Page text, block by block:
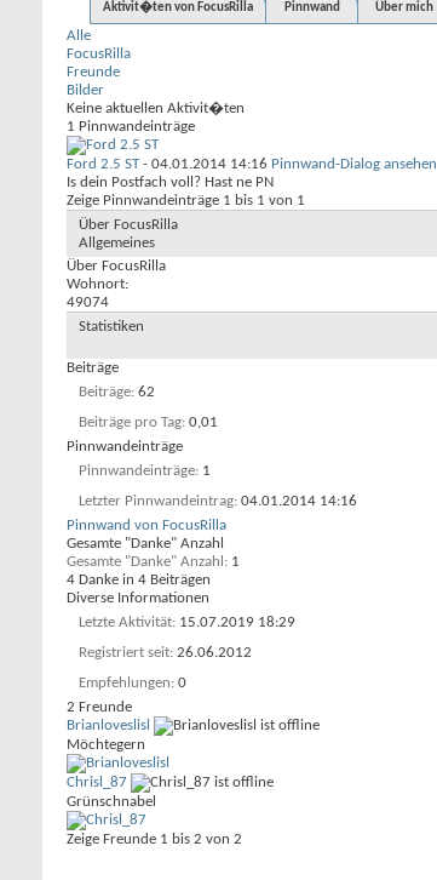
Aktivit�ten von FocusRilla Pinnwand Über mich
Alle
FocusRilla
Freunde
Bilder
Keine aktuellen Aktivit�ten
1 Pinnwandeinträge
Ford 2.5 ST- 04.01.2014 14:16 Pinnwand-Dialog ansehen
Is dein Postfach voll? Hast ne PN
Zeige Pinnwandeinträge 1 bis 1 von 1
Über FocusRilla
Allgemeines
Über FocusRilla
Wohnort:
49074
Statistiken
Beiträge
Beiträge 62
Beiträge pro Tag 0,01
Pinnwandeinträge
Pinnwandeinträge 1
Letzter Pinnwandeintrag 04.01.2014 14:16
Pinnwand von FocusRilla
Gesamte "Danke" Anzahl
Gesamte "Danke" Anzahl
1
4 Danke in 4 Beiträgen
Diverse Informationen
Letzte Aktivität 15.07.2019 18:29
Registriert seit 26.06.2012
Empfehlungen 0
2 Freunde
Brianloveslisl
Möchtegern
Chrisl_87
Grünschnabel
Zeige Freunde 1 bis 2 von 2